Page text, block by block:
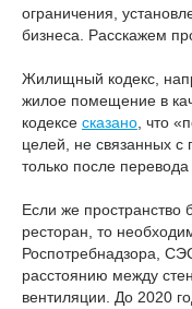
ограничения,
бизнеса. Расскажем
Жилищный кодекс,
жилое помещение в
кодексе сказано , что
целей, не связанных с
только после
Если же пространство
ресторан, то
Роспотребнадзора,
расстоянию между
вентиляции. До 2020